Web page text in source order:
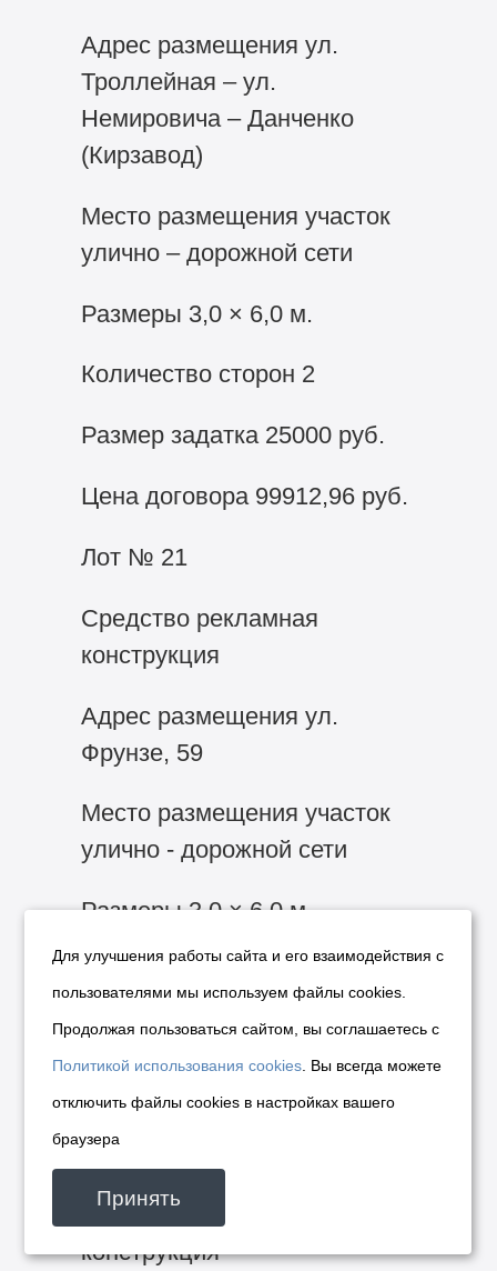
Адрес размещения ул.
Троллейная – ул.
Немировича – Данченко
(Кирзавод)
Место размещения участок
улично – дорожной сети
Размеры 3,0 × 6,0 м.
Количество сторон 2
Размер задатка 25000 руб.
Цена договора 99912,96 руб.
Лот № 21
Средство рекламная
конструкция
Адрес размещения ул.
Фрунзе, 59
Место размещения участок
улично - дорожной сети
Размеры 3,0 × 6,0 м.
Количество сторон 2
Размер задатка 31300 руб.
Цена договора 124891,2 руб.
Лот № 22
Средство рекламная
конструкция
Для улучшения работы сайта и его взаимодействия с
пользователями мы используем файлы cookies.
Продолжая пользоваться сайтом, вы соглашаетесь с
Политикой использования cookies . Вы всегда можете
отключить файлы cookies в настройках вашего
браузера
Принять